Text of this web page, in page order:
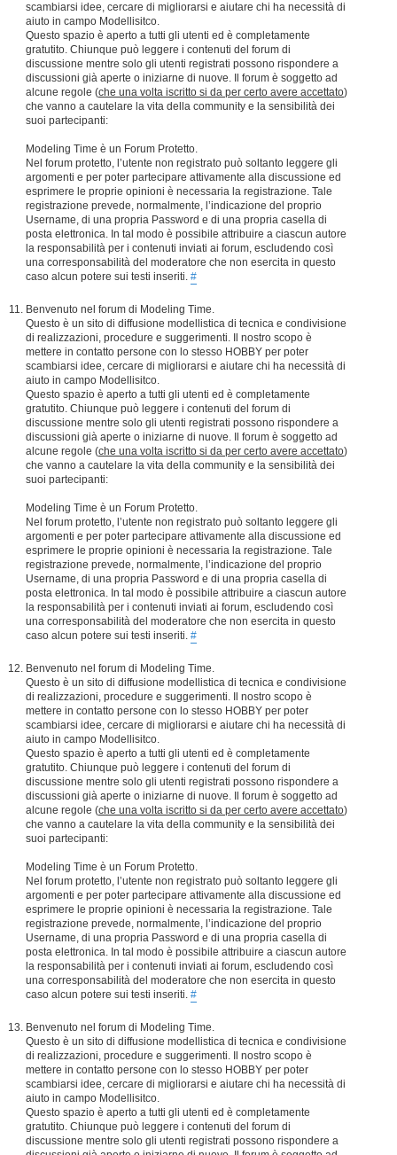
scambiarsi idee, cercare di migliorarsi e aiutare chi ha necessità di
aiuto in campo Modellisitco.
Questo spazio è aperto a tutti gli utenti ed è completamente
gratutito. Chiunque può leggere i contenuti del forum di
discussione mentre solo gli utenti registrati possono rispondere a
discussioni già aperte o iniziarne di nuove. Il forum è soggetto ad
alcune regole (che una volta iscritto si da per certo avere accettato)
che vanno a cautelare la vita della community e la sensibilità dei
suoi partecipanti:
Modeling Time è un Forum Protetto.
Nel forum protetto, l’utente non registrato può soltanto leggere gli
argomenti e per poter partecipare attivamente alla discussione ed
esprimere le proprie opinioni è necessaria la registrazione. Tale
registrazione prevede, normalmente, l’indicazione del proprio
Username, di una propria Password e di una propria casella di
posta elettronica. In tal modo è possibile attribuire a ciascun autore
la responsabilità per i contenuti inviati ai forum, escludendo così
una corresponsabilità del moderatore che non esercita in questo
caso alcun potere sui testi inseriti. #
Benvenuto nel forum di Modeling Time.
Questo è un sito di diffusione modellistica di tecnica e condivisione
di realizzazioni, procedure e suggerimenti. Il nostro scopo è
mettere in contatto persone con lo stesso HOBBY per poter
scambiarsi idee, cercare di migliorarsi e aiutare chi ha necessità di
aiuto in campo Modellisitco.
Questo spazio è aperto a tutti gli utenti ed è completamente
gratutito. Chiunque può leggere i contenuti del forum di
discussione mentre solo gli utenti registrati possono rispondere a
discussioni già aperte o iniziarne di nuove. Il forum è soggetto ad
alcune regole (che una volta iscritto si da per certo avere accettato)
che vanno a cautelare la vita della community e la sensibilità dei
suoi partecipanti:
Modeling Time è un Forum Protetto.
Nel forum protetto, l’utente non registrato può soltanto leggere gli
argomenti e per poter partecipare attivamente alla discussione ed
esprimere le proprie opinioni è necessaria la registrazione. Tale
registrazione prevede, normalmente, l’indicazione del proprio
Username, di una propria Password e di una propria casella di
posta elettronica. In tal modo è possibile attribuire a ciascun autore
la responsabilità per i contenuti inviati ai forum, escludendo così
una corresponsabilità del moderatore che non esercita in questo
caso alcun potere sui testi inseriti. #
Benvenuto nel forum di Modeling Time.
Questo è un sito di diffusione modellistica di tecnica e condivisione
di realizzazioni, procedure e suggerimenti. Il nostro scopo è
mettere in contatto persone con lo stesso HOBBY per poter
scambiarsi idee, cercare di migliorarsi e aiutare chi ha necessità di
aiuto in campo Modellisitco.
Questo spazio è aperto a tutti gli utenti ed è completamente
gratutito. Chiunque può leggere i contenuti del forum di
discussione mentre solo gli utenti registrati possono rispondere a
discussioni già aperte o iniziarne di nuove. Il forum è soggetto ad
alcune regole (che una volta iscritto si da per certo avere accettato)
che vanno a cautelare la vita della community e la sensibilità dei
suoi partecipanti:
Modeling Time è un Forum Protetto.
Nel forum protetto, l’utente non registrato può soltanto leggere gli
argomenti e per poter partecipare attivamente alla discussione ed
esprimere le proprie opinioni è necessaria la registrazione. Tale
registrazione prevede, normalmente, l’indicazione del proprio
Username, di una propria Password e di una propria casella di
posta elettronica. In tal modo è possibile attribuire a ciascun autore
la responsabilità per i contenuti inviati ai forum, escludendo così
una corresponsabilità del moderatore che non esercita in questo
caso alcun potere sui testi inseriti. #
Benvenuto nel forum di Modeling Time.
Questo è un sito di diffusione modellistica di tecnica e condivisione
di realizzazioni, procedure e suggerimenti. Il nostro scopo è
mettere in contatto persone con lo stesso HOBBY per poter
scambiarsi idee, cercare di migliorarsi e aiutare chi ha necessità di
aiuto in campo Modellisitco.
Questo spazio è aperto a tutti gli utenti ed è completamente
gratutito. Chiunque può leggere i contenuti del forum di
discussione mentre solo gli utenti registrati possono rispondere a